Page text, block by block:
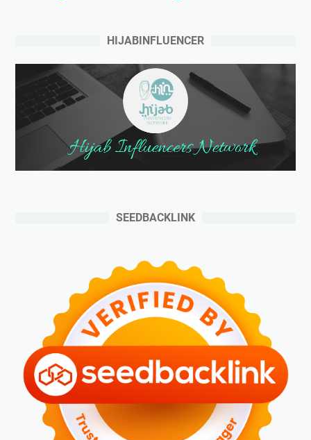
HIJABINFLUENCER
SEEDBACKLINK